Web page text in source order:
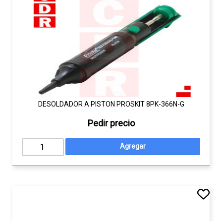
DESOLDADOR A PISTON PROSKIT 8PK-366N-G
Pedir precio